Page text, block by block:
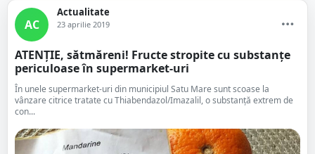
AC
Actualitate
23 aprilie 2019
ATENȚIE, sătmăreni! Fructe stropite cu substanțe
periculoase în supermarket-uri
În unele supermarket-uri din municipiul Satu Mare sunt scoase la
vânzare citrice tratate cu Thiabendazol/Imazalil, o substanță extrem de
con...